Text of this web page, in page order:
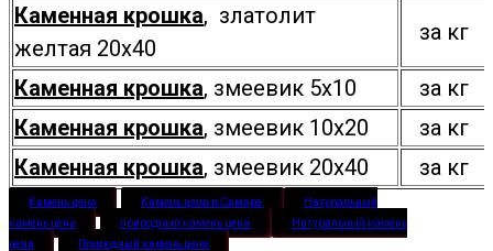
Каменная крошка, златолит
желтая 20х40
за кг
Каменная крошка, змеевик 5х10
за кг
Каменная крошка, змеевик 10х20
за кг
Каменная крошка, змеевик 20х40 за кг
Камень цена Камень цена в Самаре
Натуральный
камень цена
природный камень цена
Натуральный камень
цена
Природный камень цена